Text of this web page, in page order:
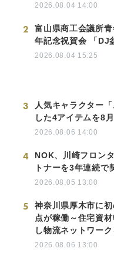
2026.08.04 14:00
2
富山県商工会議所
年記念祝賀会 「DJ
2026.08.04 15:25
3
人気キャラクター
した4アイテムを8
2026.08.06 14:00
4
NOK、川崎フロン
トナーを3年連続で
2026.08.05 13:00
5
神奈川県厚木市に
点が稼働～住宅資
し物流ネットワー
2026.08.06 13:00